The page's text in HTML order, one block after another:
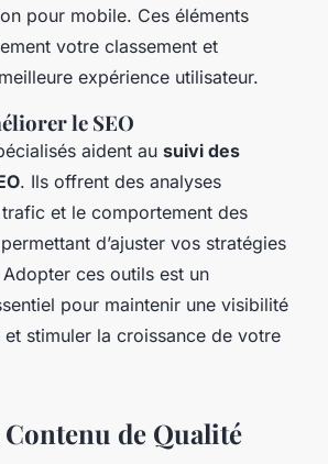
pour mobile. Ces éléments
votre classement et
expérience utilisateur.
le SEO
aident au suivi des
. Ils offrent des analyses
et le comportement des
d’ajuster vos stratégies
ces outils est un
pour maintenir une visibilité
stimuler la croissance de votre
de Qualité